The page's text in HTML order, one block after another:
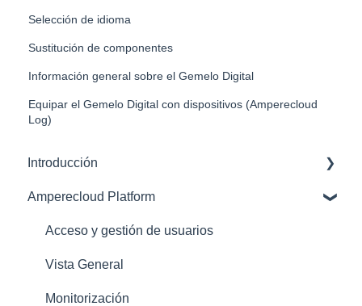
Selección de idioma
Sustitución de componentes
Información general sobre el Gemelo Digital
Equipar el Gemelo Digital con dispositivos (Amperecloud
Log)
Introducción
Amperecloud Platform – Cuenta y configuración
Plataforma Amperecloud: nuevas instalaciones y
Amperecloud Platform
Acceso y gestión de usuarios
Vista General
Monitorización